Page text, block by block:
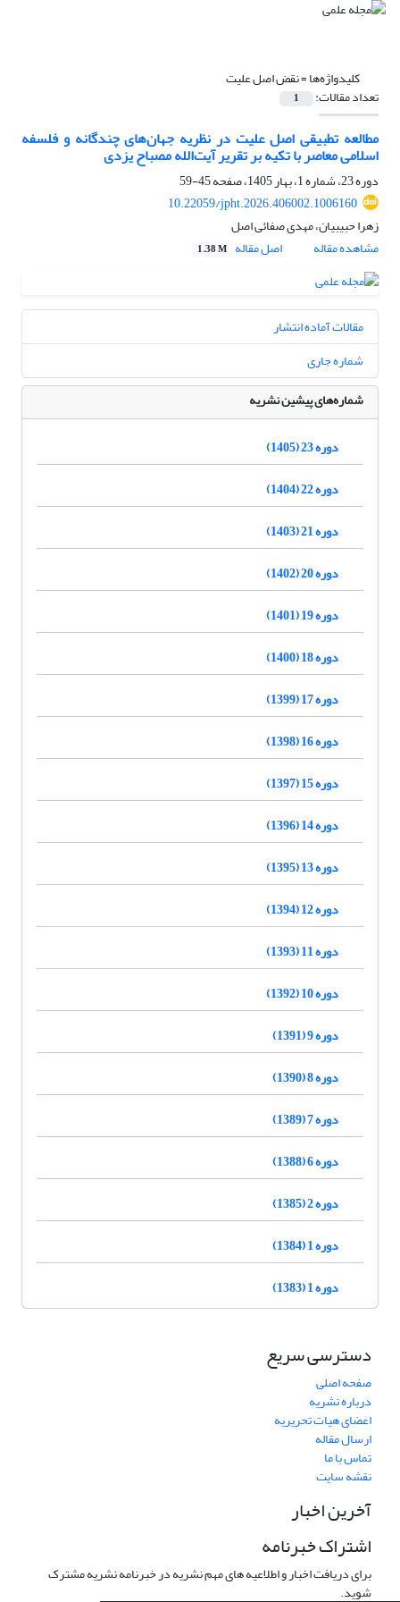
کلیدواژه‌ها =نقض اصل علیت
تعداد مقالات: 1
مطالعه تطبیقی اصل علیت در نظریه‌ جهان‌های چندگانه و فلسفه
اسلامی معاصر با تکیه بر تقریر آیت‌الله مصباح یزدی
دوره 23، شماره 1، بهار 1405، صفحه
45-59
10.22059/jpht.2026.406002.1006160
زهرا حبیبیان، مهدی صفائی اصل
مشاهده مقاله
اصل مقاله 1.38 M
مقالات آماده انتشار
شماره جاری
شماره‌های پیشین نشریه
دوره 23 (1405)
دوره 22 (1404)
دوره 21 (1403)
دوره 20 (1402)
دوره 19 (1401)
دوره 18 (1400)
دوره 17 (1399)
دوره 16 (1398)
دوره 15 (1397)
دوره 14 (1396)
دوره 13 (1395)
دوره 12 (1394)
دوره 11 (1393)
دوره 10 (1392)
دوره 9 (1391)
دوره 8 (1390)
دوره 7 (1389)
دوره 6 (1388)
دوره 2 (1385)
دوره 1 (1384)
دوره 1 (1383)
دسترسی سریع
صفحه اصلی
درباره نشریه
اعضای هیات تحریریه
ارسال مقاله
تماس با ما
نقشه سایت
آخرین اخبار
اشتراک خبرنامه
برای دریافت اخبار و اطلاعیه های مهم نشریه در خبرنامه نشریه مشترک
شوید.